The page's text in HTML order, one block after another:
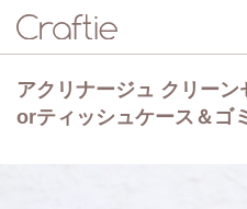
アクリナージュ クリー
orティッシュケース＆ゴ